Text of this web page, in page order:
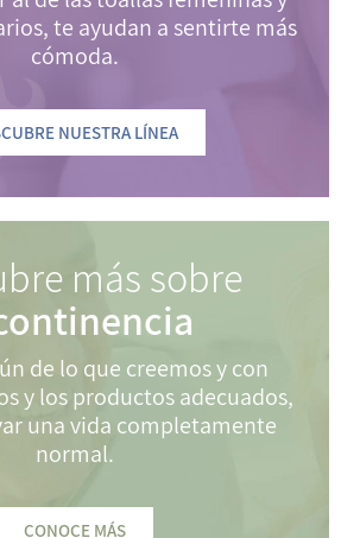
te ayudan a sentirte más
cómoda.
NUESTRA LÍNEA
más sobre
de lo que creemos y con
y los productos adecuados,
una vida completamente
normal.
CONOCE MÁS